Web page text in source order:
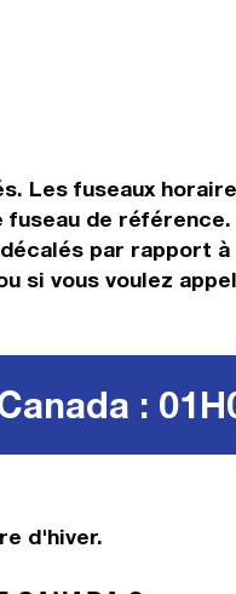
Les fuseaux
de référence.
par rapport à
si vous voulez
:
d'hiver.